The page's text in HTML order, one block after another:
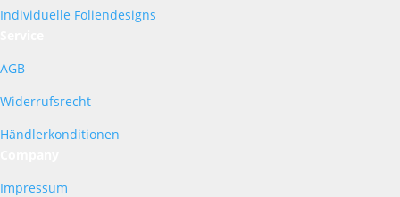
Individuelle Foliendesigns
AGB
Widerrufsrecht
Händlerkonditionen
Impressum